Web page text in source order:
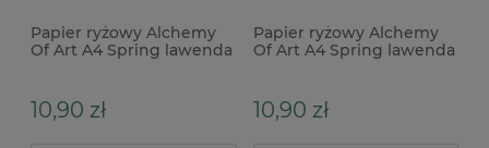
Papier ryżowy Alchemy
Of Art A4 Spring lawenda
10,90 zł
Papier ryżowy Alchemy
Of Art A4 Spring lawenda
10,90 zł